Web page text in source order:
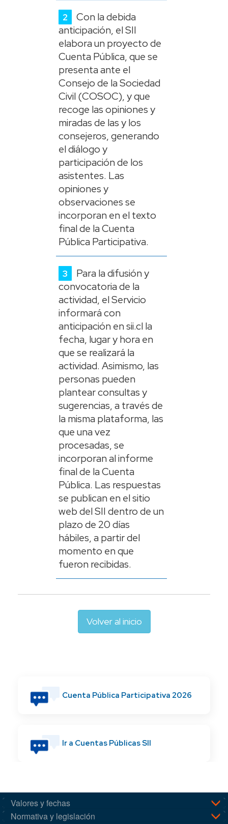
Con la debida
anticipación, el SII
elabora un proyecto de
Cuenta Pública, que se
presenta ante el
Consejo de la Sociedad
Civil (COSOC), y que
recoge las opiniones y
miradas de las y los
consejeros, generando
el diálogo y
participación de los
asistentes. Las
opiniones y
observaciones se
incorporan en el texto
final de la Cuenta
Pública Participativa.
Para la difusión y
convocatoria de la
actividad, el Servicio
informará con
anticipación en sii.cl la
fecha, lugar y hora en
que se realizará la
actividad. Asimismo, las
personas pueden
plantear consultas y
sugerencias, a través de
la misma plataforma, las
que una vez
procesadas, se
incorporan al informe
final de la Cuenta
Pública. Las respuestas
se publican en el sitio
web del SII dentro de un
plazo de 20 días
hábiles, a partir del
momento en que
fueron recibidas.
Volver al inicio
Cuenta Pública Participativa 2026
Ir a Cuentas Públicas SII
Valores y fechas
Normativa y legislación